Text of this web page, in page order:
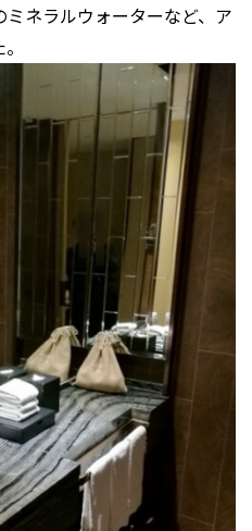
ネラルウォーターなど、ア